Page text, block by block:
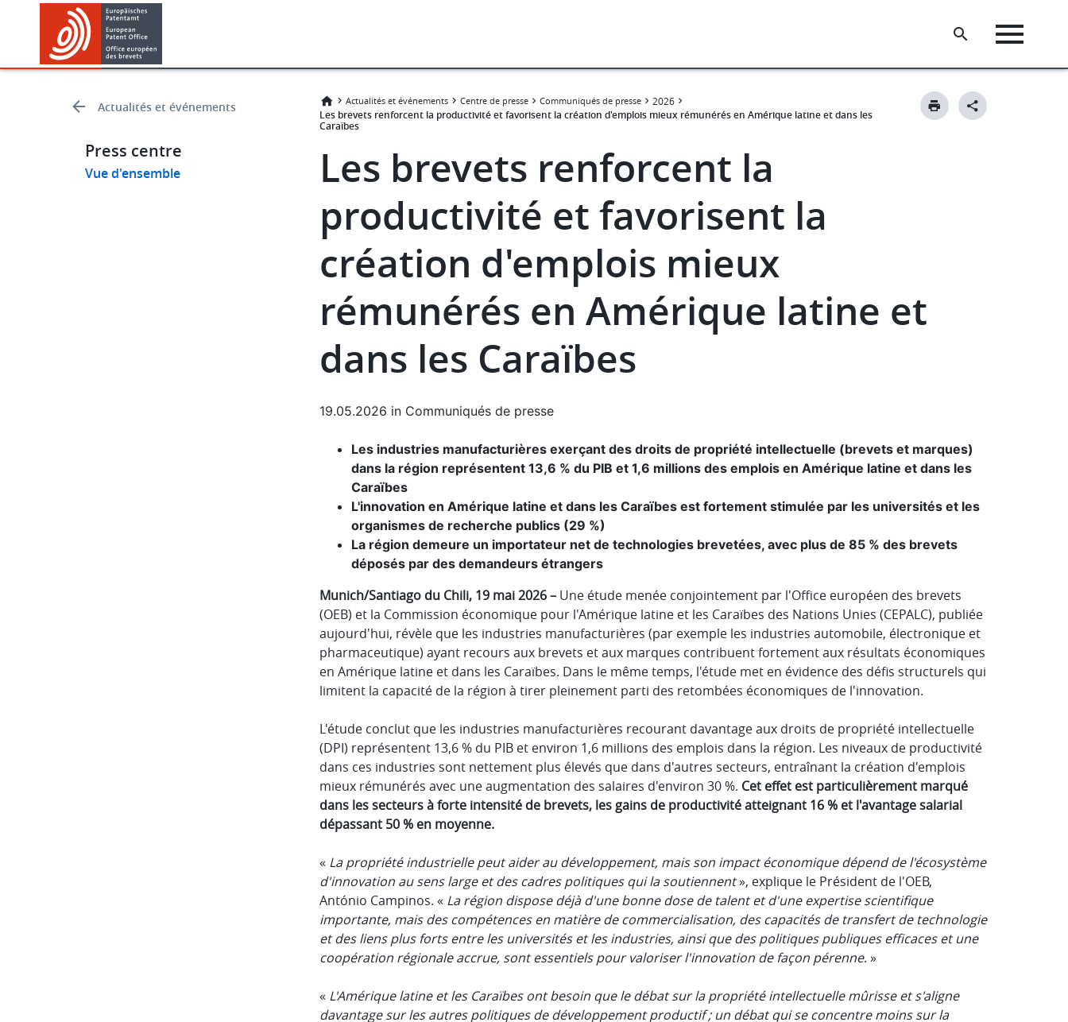
content
Actualités et événements
Press centre
Vue d'ensemble
Actualités et événements Centre de presse Communiqués de presse 2026
Les brevets renforcent la productivité et favorisent la création d'emplois mieux rémunérés en Amérique latine et dans les
Caraïbes
Les brevets renforcent la
productivité et favorisent la
création d'emplois mieux
rémunérés en Amérique latine et
dans les Caraïbes
19.05.2026 in Communiqués de presse
Les industries manufacturières exerçant des droits de propriété intellectuelle (brevets et marques)
dans la région représentent 13,6 % du PIB et 1,6 millions des emplois en Amérique latine et dans les
Caraïbes
L'innovation en Amérique latine et dans les Caraïbes est fortement stimulée par les universités et les
organismes de recherche publics (29 %)
La région demeure un importateur net de technologies brevetées, avec plus de 85 % des brevets
déposés par des demandeurs étrangers
Munich/Santiago du Chili, 19 mai 2026 – Une étude menée conjointement par l'Office européen des brevets
(OEB) et la Commission économique pour l'Amérique latine et les Caraïbes des Nations Unies (CEPALC), publiée
aujourd'hui, révèle que les industries manufacturières (par exemple les industries automobile, électronique et
pharmaceutique) ayant recours aux brevets et aux marques contribuent fortement aux résultats économiques
en Amérique latine et dans les Caraïbes. Dans le même temps, l'étude met en évidence des défis structurels qui
limitent la capacité de la région à tirer pleinement parti des retombées économiques de l'innovation.
L'étude conclut que les industries manufacturières recourant davantage aux droits de propriété intellectuelle
(DPI) représentent 13,6 % du PIB et environ 1,6 millions des emplois dans la région. Les niveaux de productivité
dans ces industries sont nettement plus élevés que dans d'autres secteurs, entraînant la création d'emplois
mieux rémunérés avec une augmentation des salaires d'environ 30 %. Cet effet est particulièrement marqué
dans les secteurs à forte intensité de brevets, les gains de productivité atteignant 16 % et l'avantage salarial
dépassant 50 % en moyenne.
« La propriété industrielle peut aider au développement, mais son impact économique dépend de l'écosystème
d'innovation au sens large et des cadres politiques qui la soutiennent», explique le Président de l'OEB,
António Campinos. « La région dispose déjà d'une bonne dose de talent et d'une expertise scientifique
importante, mais des compétences en matière de commercialisation, des capacités de transfert de technologie
et des liens plus forts entre les universités et les industries, ainsi que des politiques publiques efficaces et une
coopération régionale accrue, sont essentiels pour valoriser l'innovation de façon pérenne. »
« L'Amérique latine et les Caraïbes ont besoin que le débat sur la propriété intellectuelle mûrisse et s'aligne
davantage sur les autres politiques de développement productif ; un débat qui se concentre moins sur la